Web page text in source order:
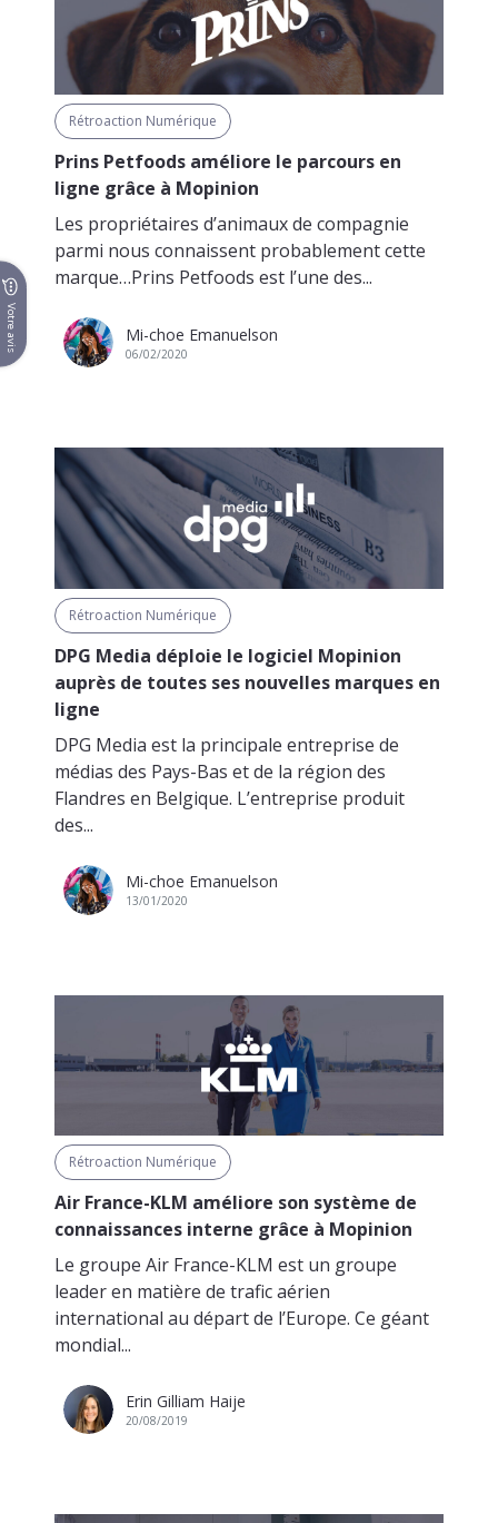
Rétroaction Numérique
Prins Petfoods améliore le parcours en
ligne grâce à Mopinion
Les propriétaires d’animaux de compagnie
parmi nous connaissent probablement cette
marque…Prins Petfoods est l’une des...
Mi-choe Emanuelson
06/02/2020
Rétroaction Numérique
DPG Media déploie le logiciel Mopinion
auprès de toutes ses nouvelles marques en
ligne
DPG Media est la principale entreprise de
médias des Pays-Bas et de la région des
Flandres en Belgique. L’entreprise produit
des...
Mi-choe Emanuelson
13/01/2020
Rétroaction Numérique
Air France-KLM améliore son système de
connaissances interne grâce à Mopinion
Le groupe Air France-KLM est un groupe
leader en matière de trafic aérien
international au départ de l’Europe. Ce géant
mondial...
Erin Gilliam Haije
20/08/2019
Votre avis